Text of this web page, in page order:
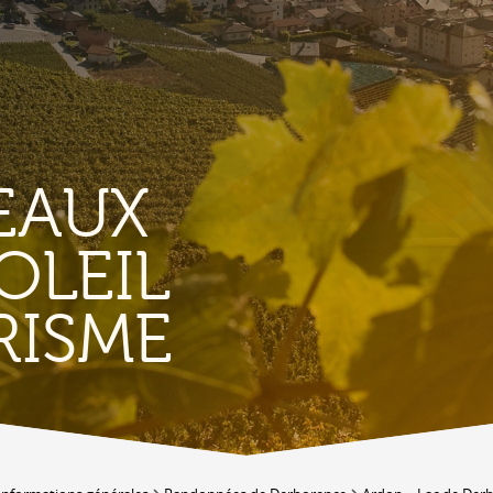
TERROIR &
PATRIMOINE
Vignoble & parcours viticoles
Produits et magasins du terroir
Bourg de Conthey
Eglises & chapelles
Vestiges gallo-romains d'Ardon